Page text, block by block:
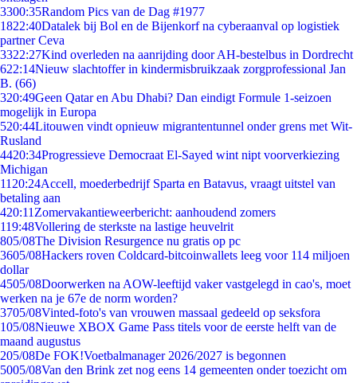
3300:35Random Pics van de Dag #1977
1822:40Datalek bij Bol en de Bijenkorf na cyberaanval op logistiek
partner Ceva
3322:27Kind overleden na aanrijding door AH-bestelbus in Dordrecht
622:14Nieuw slachtoffer in kindermisbruikzaak zorgprofessional Jan
B. (66)
320:49Geen Qatar en Abu Dhabi? Dan eindigt Formule 1-seizoen
mogelijk in Europa
520:44Litouwen vindt opnieuw migrantentunnel onder grens met Wit-
Rusland
4420:34Progressieve Democraat El-Sayed wint nipt voorverkiezing
Michigan
11 20:24Accell, moederbedrijf Sparta en Batavus, vraagt uitstel van
betaling aan
420:11 Zomervakantieweerbericht: aanhoudend zomers
119:48Vollering de sterkste na lastige heuvelrit
805/08The Division Resurgence nu gratis op pc
3605/08Hackers roven Coldcard-bitcoinwallets leeg voor 114 miljoen
dollar
4505/08Doorwerken na AOW-leeftijd vaker vastgelegd in cao's, moet
werken na je 67e de norm worden?
3705/08Vinted-foto's van vrouwen massaal gedeeld op seksfora
105/08Nieuwe XBOX Game Pass titels voor de eerste helft van de
maand augustus
205/08De FOK!Voetbalmanager 2026/2027 is begonnen
5005/08Van den Brink zet nog eens 14 gemeenten onder toezicht om